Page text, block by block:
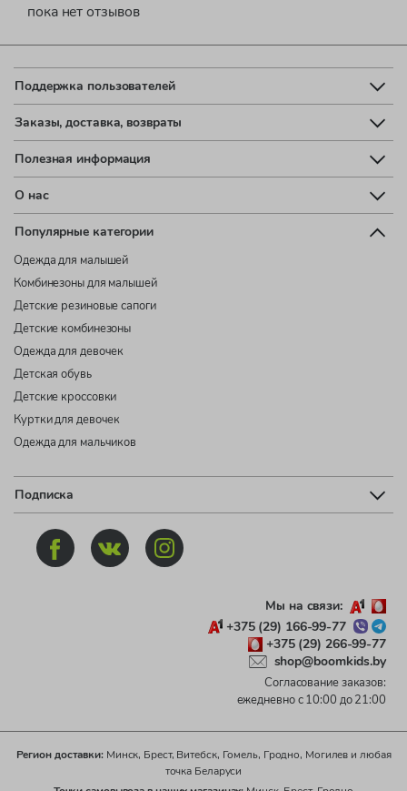
пока нет отзывов
Поддержка пользователей
Заказы, доставка, возвраты
Полезная информация
О нас
Популярные категории
Одежда для малышей
Комбинезоны для малышей
Детские резиновые сапоги
Детские комбинезоны
Одежда для девочек
Детская обувь
Детские кроссовки
Куртки для девочек
Одежда для мальчиков
Подписка
Мы на связи:
+375 (29) 166-99-77
+375 (29) 266-99-77
shop@boomkids.by
Согласование заказов:
ежедневно с 10:00 до 21:00
Регион доставки:Минск, Брест, Витебск, Гомель, Гродно, Могилев и любая
точка Беларуси